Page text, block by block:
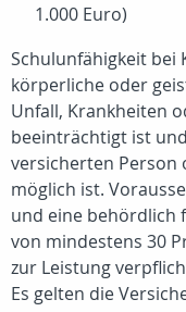
1.000 Euro)
Schulunfähigkeit bei
körperliche oder
Unfall, Krankheiten
beeinträchtigt ist
versicherten Person
möglich ist.
und eine behördlich
von mindestens 30
zur Leistung
Es gelten die